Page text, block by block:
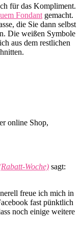
für das Kompliment.
Fondant gemacht.
die Sie dann selbst
Die weißen Symbole
aus dem restlichen
online Shop,
Woche) sagt:
freue ich mich in
fast pünktlich
noch einige weitere